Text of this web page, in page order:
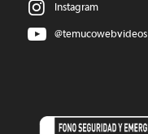
Instagram
@temucowebvideos